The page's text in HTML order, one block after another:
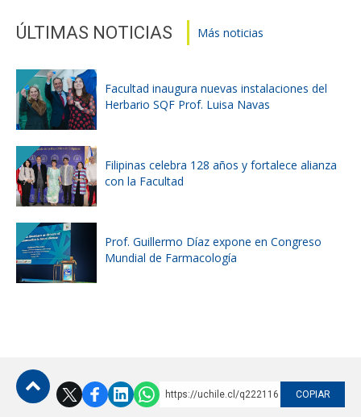
ÚLTIMAS NOTICIAS Más noticias
Facultad inaugura nuevas instalaciones del
Herbario SQF Prof. Luisa Navas
Filipinas celebra 128 años y fortalece alianza
con la Facultad
Prof. Guillermo Díaz expone en Congreso
Mundial de Farmacología
https://uchile.cl/q222116 COPIAR